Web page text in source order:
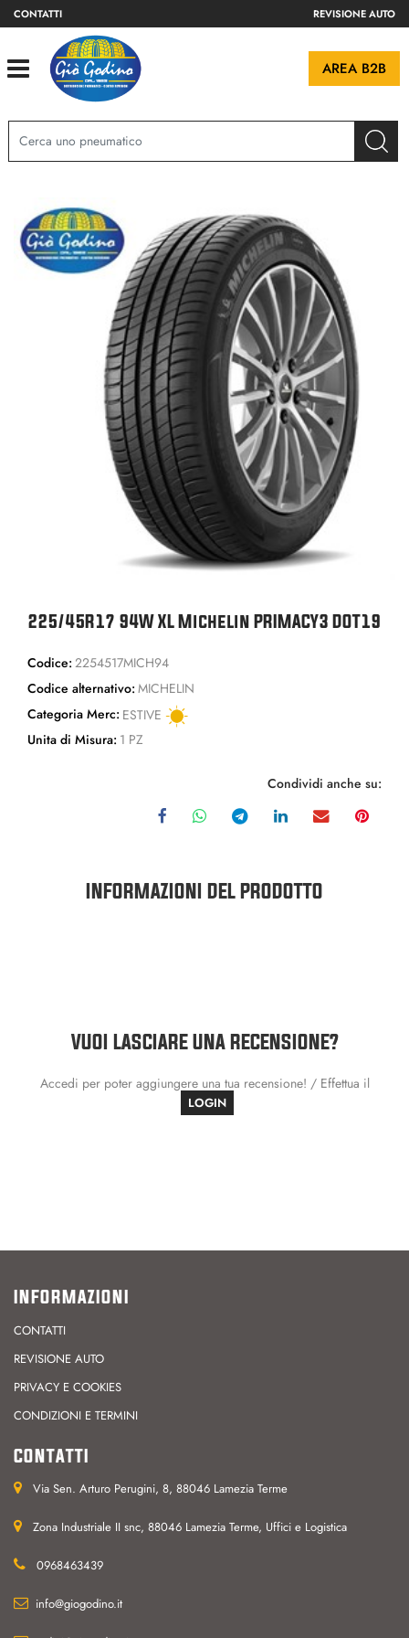
CONTATTI REVISIONE AUTO
Open AREA B2B
225/45R17 94W XL Michelin PRIMACY3 DOT19
Codice: 2254517MICH94
Codice alternativo: MICHELIN
Categoria Merc: ESTIVE
Unita di Misura: 1 PZ
Condividi anche su:
INFORMAZIONI DEL PRODOTTO
VUOI LASCIARE UNA RECENSIONE?
Accedi per poter aggiungere una tua recensione! / Effettua il
LOGIN
INFORMAZIONI
CONTATTI
REVISIONE AUTO
PRIVACY E COOKIES
CONDIZIONI E TERMINI
CONTATTI
Via Sen. Arturo Perugini, 8, 88046 Lamezia Terme
Zona Industriale II snc, 88046 Lamezia Terme, Uffici e Logistica
0968463439
info@giogodino.it